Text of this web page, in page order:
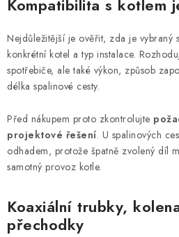
Kompatibilita s kotlem
Nejdůležitější je ověřit, zda je vybraný
konkrétní kotel a typ instalace.
spotřebiče, ale také výkon, způsob
délka spalinové cesty.
Před nákupem proto zkontrolujte
projektové řešení. U spalinových
odhadem, protože špatně zvolený díl
samotný provoz kotle.
Koaxiální trubky,
přechodky